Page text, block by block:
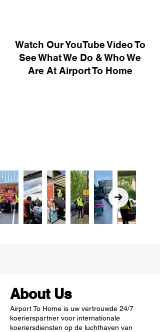
Watch Our YouTube Video To
See What We Do & Who We
Are At Airport To Home
About Us
Airport To Home is uw vertrouwde 24/7
koerierspartner voor internationale
koeriersdiensten op de luchthaven van